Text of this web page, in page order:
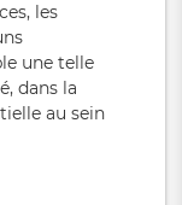
les
une telle
dans la
au sein